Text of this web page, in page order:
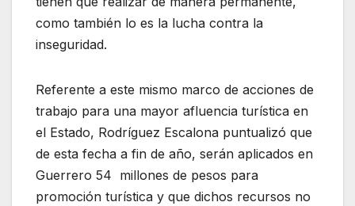
como también lo es la lucha contra la
inseguridad.
Referente a este mismo marco de acciones de
trabajo para una mayor afluencia turística en
el Estado, Rodríguez Escalona puntualizó que
de esta fecha a fin de año, serán aplicados en
Guerrero 54 millones de pesos para
promoción turística y que dichos recursos no